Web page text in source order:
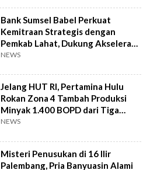
Bank Sumsel Babel Perkuat
Kemitraan Strategis dengan
Pemkab Lahat, Dukung Akselerasi
Ekonomi Daerah
NEWS
Jelang HUT RI, Pertamina Hulu
Rokan Zona 4 Tambah Produksi
Minyak 1.400 BOPD dari Tiga
Sumur Baru
NEWS
Misteri Penusukan di 16 Ilir
Palembang, Pria Banyuasin Alami